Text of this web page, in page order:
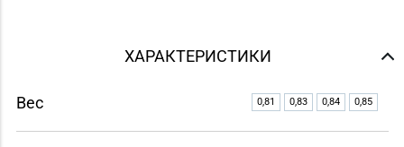
ХАРАКТЕРИСТИКИ
Вес 0,81 0,83 0,84 0,85